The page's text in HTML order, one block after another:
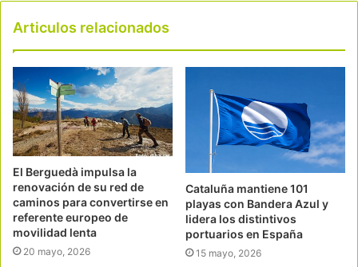
Articulos relacionados
El Berguedà impulsa la
renovación de su red de
caminos para convertirse en
referente europeo de
movilidad lenta
20 mayo, 2026
Cataluña mantiene 101
playas con Bandera Azul y
lidera los distintivos
portuarios en España
15 mayo, 2026